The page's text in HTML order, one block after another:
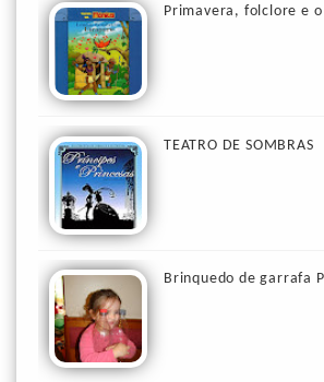
Primavera, folclore e o
TEATRO DE SOMBRAS
Brinquedo de garrafa